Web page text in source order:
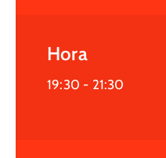
Hora
19:30 - 21:30